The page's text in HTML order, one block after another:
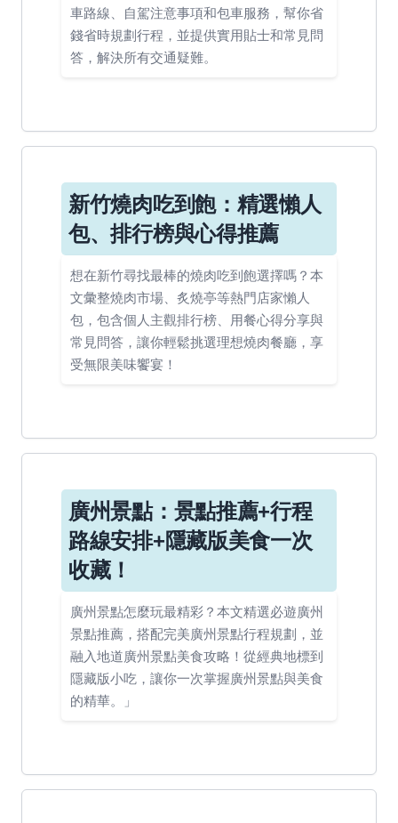
車路線、自駕注意事項和包車服務，幫你省
錢省時規劃行程，並提供實用貼士和常見問
答，解決所有交通疑難。
新竹燒肉吃到飽：精選懶人
包、排行榜與心得推薦
想在新竹尋找最棒的燒肉吃到飽選擇嗎？本
文彙整燒肉市場、炙燒亭等熱門店家懶人
包，包含個人主觀排行榜、用餐心得分享與
常見問答，讓你輕鬆挑選理想燒肉餐廳，享
受無限美味饗宴！
廣州景點：景點推薦+行程
路線安排+隱藏版美食一次
收藏！
廣州景點怎麼玩最精彩？本文精選必遊廣州
景點推薦，搭配完美廣州景點行程規劃，並
融入地道廣州景點美食攻略！從經典地標到
隱藏版小吃，讓你一次掌握廣州景點與美食
的精華。」